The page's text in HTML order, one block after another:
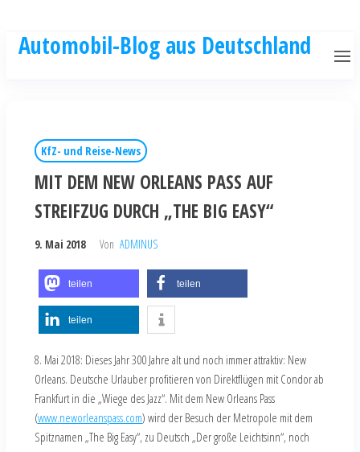
Automobil-Blog aus Deutschland
KfZ- und Reise-News
MIT DEM NEW ORLEANS PASS AUF
STREIFZUG DURCH „THE BIG EASY“
9. Mai 2018 Von ADMINUS
teilen teilen
teilen
8. Mai 2018: Dieses Jahr 300 Jahre alt und noch immer attraktiv: New
Orleans. Deutsche Urlauber profitieren von Direktflügen mit Condor ab
Frankfurt in die „Wiege des Jazz“. Mit dem New Orleans Pass
(www.neworleanspass.com) wird der Besuch der Metropole mit dem
Spitznamen „The Big Easy“, zu Deutsch „Der große Leichtsinn“, noch